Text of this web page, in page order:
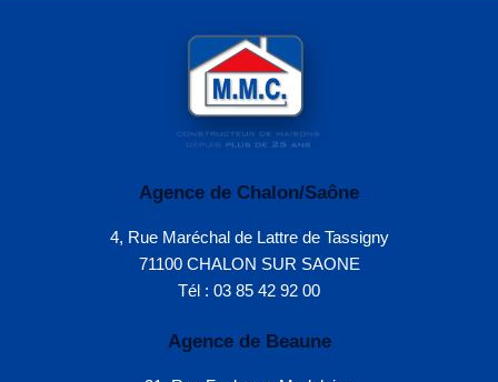
Agence de Chalon/Saône
4, Rue Maréchal de Lattre de Tassigny
71100 CHALON SUR SAONE
Tél : 03 85 42 92 00
Agence de Beaune